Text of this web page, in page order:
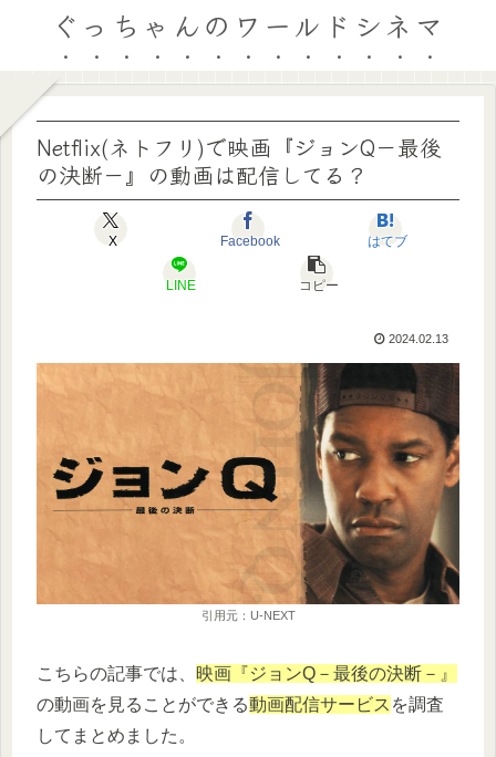
ぐっちゃんのワールドシネマ
Netflix(ネトフリ)で映画『ジョンQ－最後
の決断－』の動画は配信してる？
X Facebook はてブ
LINE コピー
2024.02.13
引用元：U-NEXT
こちらの記事では、 映画『ジョンQ－最後の決断－』
の動画を見ることができる動画配信サービス を調査
してまとめました。